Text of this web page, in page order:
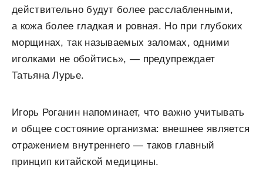
действительно будут более расслабленными,
а кожа более гладкая и ровная. Но при глубоких
морщинах, так называемых заломах, одними
иголками не обойтись», — предупреждает
Татьяна Лурье.
Игорь Роганин напоминает, что важно учитывать
и общее состояние организма: внешнее является
отражением внутреннего — таков главный
принцип китайской медицины.